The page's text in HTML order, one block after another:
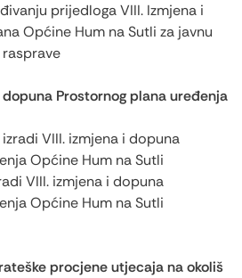
prijedloga VIII. Izmjena i
Općine Hum na Sutli za javnu
dopuna Prostornog plana uređenja
VIII. izmjena i dopuna
Općine Hum na Sutli
VIII. izmjena i dopuna
Općine Hum na Sutli
procjene utjecaja na okoliš